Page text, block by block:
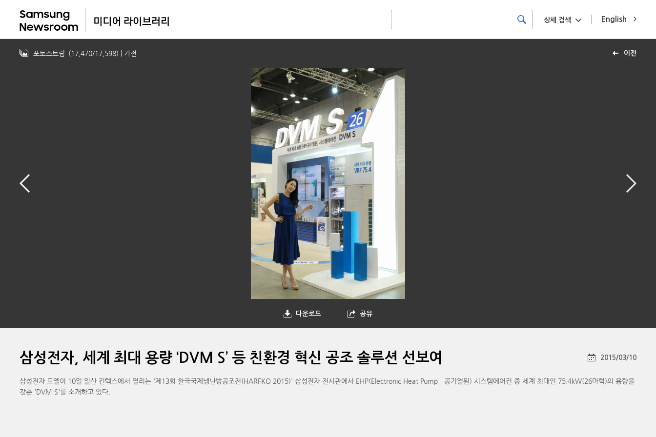
English
상세 검색
이전
포토스트림 (17,470/17,598) | 가전
다운로드 공유
삼성전자, 세계 최대 용량 ‘DVM S’ 등 친환경 혁신 공조 솔루션 선보여 2015/03/10
삼성전자 모델이 10일 일산 킨텍스에서 열리는 '제13회 한국국제냉난방공조전(HARFKO 2015)' 삼성전자 전시관에서 EHP(Electronic Heat Pumpㆍ공기열원) 시스템에어컨 중 세계 최대인 75.4kW(26마력)의 용량을
갖춘 'DVM S'를 소개하고 있다.